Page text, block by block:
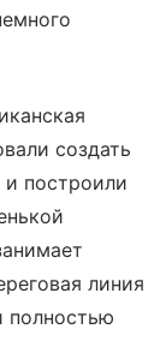
создать
построили
линия
полностью